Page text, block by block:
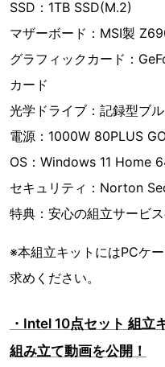
SSD：1TB SSD(M.2)
マザーボード：MSI製
グラフィックカード：
カード
光学ドライブ：記録型ブ
電源：1000W 80PLUS
OS：Windows 11 Home
セキュリティ：Norton
特典：安心の組立サービ
※本組立キットにはPCケ
求めください。
・Intel 10点セット 組
組み立て動画を公開！